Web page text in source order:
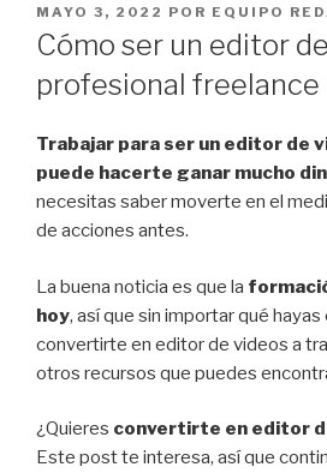
PUBLICADO
EL
MAYO 3, 2022 POR EQUIPO
Cómo ser un editor
profesional freelance
Trabajar para ser un editor de
puede hacerte ganar mucho
necesitas saber moverte en el
de acciones antes.
La buena noticia es que la
hoy, así que sin importar qué
convertirte en editor de videos a
otros recursos que puedes
¿Quieres convertirte en editor
Este post te interesa, así que